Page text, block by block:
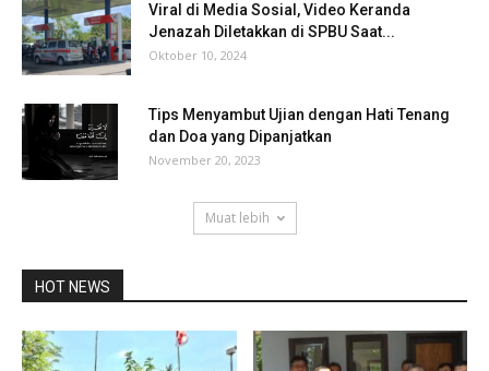
Viral di Media Sosial, Video Keranda
Jenazah Diletakkan di SPBU Saat...
Oktober 10, 2024
Tips Menyambut Ujian dengan Hati Tenang
dan Doa yang Dipanjatkan
November 20, 2023
Muat lebih
HOT NEWS